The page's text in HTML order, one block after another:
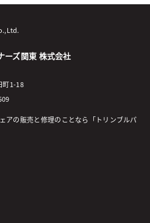
ーズ関東 株式会社
町1-18
アの販売と修理のことなら「トリンブルパ